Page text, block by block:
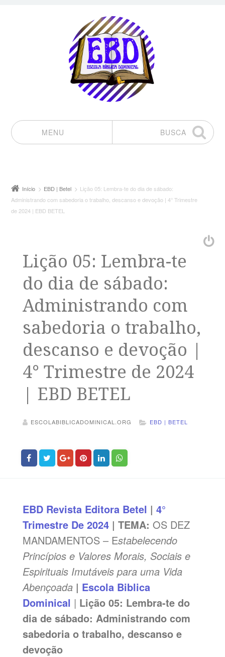
MENU
BUSCA
Início EBD | Betel
Lição 05: Lembra-te do dia de sábado:
Administrando com sabedoria o trabalho, descanso e devoção | 4° Trimestre
de 2024 | EBD BETEL
Lição 05: Lembra-te
do dia de sábado:
Administrando com
sabedoria o trabalho,
descanso e devoção |
4° Trimestre de 2024
| EBD BETEL
ESCOLABIBLICADOMINICAL.ORG EBD | BETEL
EBD Revista Editora Betel | 4°
Trimestre De 2024| TEMA: OS DEZ
MANDAMENTOS – Estabelecendo
Princípios e Valores Morais, Sociais e
Espirituais Imutáveis para uma Vida
Abençoada | Escola Biblica
Dominical | Lição 05: Lembra-te do
dia de sábado: Administrando com
sabedoria o trabalho, descanso e
devoção